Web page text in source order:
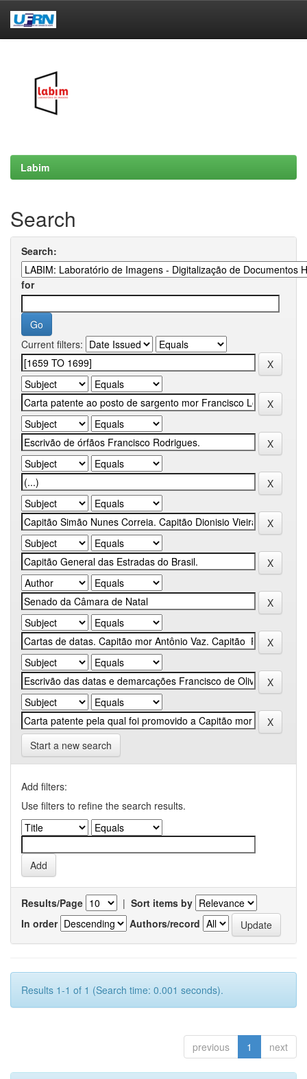
Labim
Search
Search:
for
Current filters:
Start a new search
Add filters:
Use filters to refine the search results.
Results/Page | Sort items by
In order
Authors/record
Results 1-1 of 1 (Search time: 0.001 seconds).
previous 1 next